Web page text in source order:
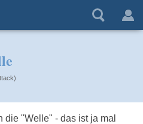
"Welle" - das ist ja mal